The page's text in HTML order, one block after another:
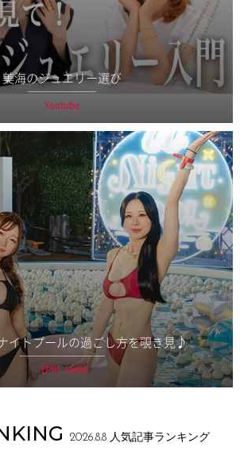
美海のジュエリー選び
Youtube
イトプールの過ごし方を覗き見♪
【PR】DeNA
2026.8.8人気記事ランキング